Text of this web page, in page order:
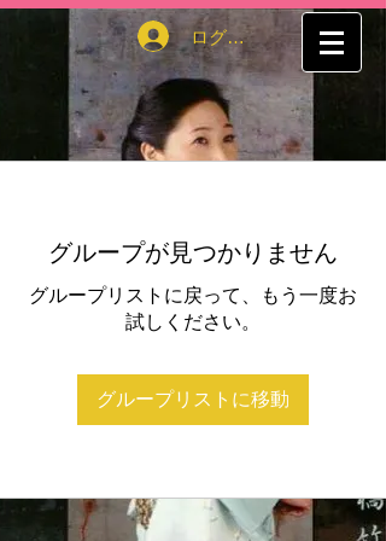
ログイン
グループが見つかりません
グループリストに戻って、もう一度お
試しください。
グループリストに移動